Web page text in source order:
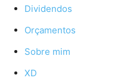
Dividendos
Orçamentos
Sobre mim
XD